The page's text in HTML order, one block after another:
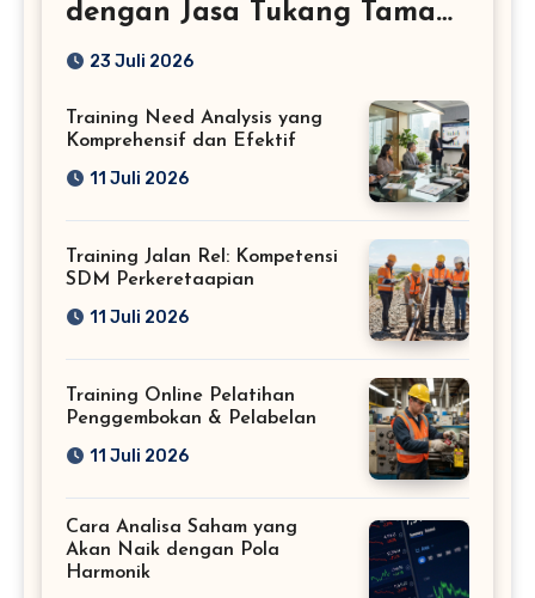
dengan Jasa Tukang Taman
Profesional
23 Juli 2026
Training Need Analysis yang
Komprehensif dan Efektif
11 Juli 2026
Training Jalan Rel: Kompetensi
SDM Perkeretaapian
11 Juli 2026
Training Online Pelatihan
Penggembokan & Pelabelan
11 Juli 2026
Cara Analisa Saham yang
Akan Naik dengan Pola
Harmonik